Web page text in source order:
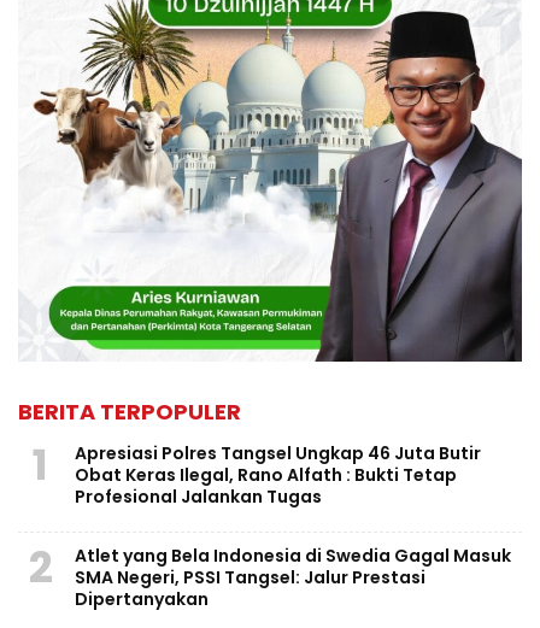
BERITA TERPOPULER
1
Apresiasi Polres Tangsel Ungkap 46 Juta Butir
Obat Keras Ilegal, Rano Alfath : Bukti Tetap
Profesional Jalankan Tugas
2
Atlet yang Bela Indonesia di Swedia Gagal Masuk
SMA Negeri, PSSI Tangsel: Jalur Prestasi
Dipertanyakan